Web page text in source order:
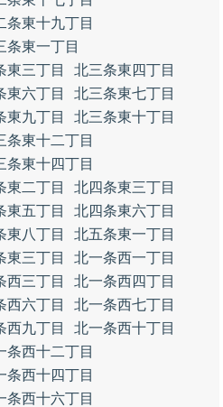
条東十九丁目
条東一丁目
東三丁目
北三条東四丁目
東六丁目
北三条東七丁目
東九丁目
北三条東十丁目
条東十二丁目
条東十四丁目
東二丁目
北四条東三丁目
東五丁目
北四条東六丁目
東八丁目
北五条東一丁目
東三丁目
北一条西一丁目
西三丁目
北一条西四丁目
西六丁目
北一条西七丁目
西九丁目
北一条西十丁目
条西十二丁目
条西十四丁目
条西十六丁目